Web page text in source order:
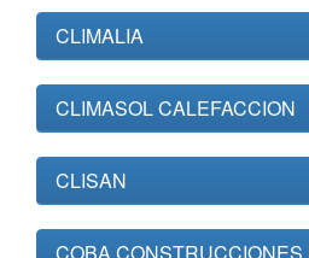
CLIMALIA
CLIMASOL CALEFACCION
CLISAN